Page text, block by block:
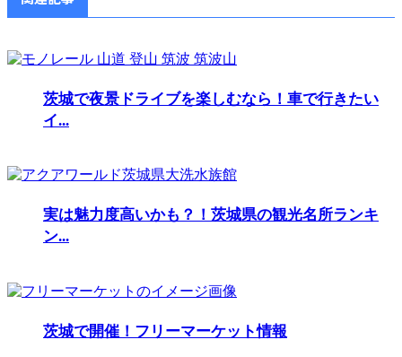
茨城で夜景ドライブを楽しむなら！車で行きたい
イ...
実は魅力度高いかも？！茨城県の観光名所ランキ
ン...
茨城で開催！フリーマーケット情報